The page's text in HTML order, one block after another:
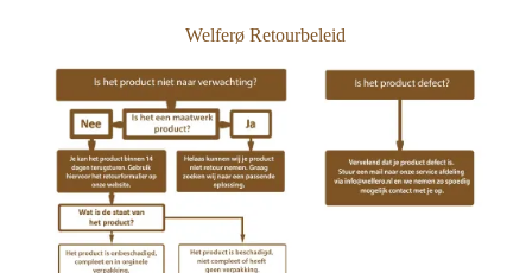
Welferø Retourbeleid